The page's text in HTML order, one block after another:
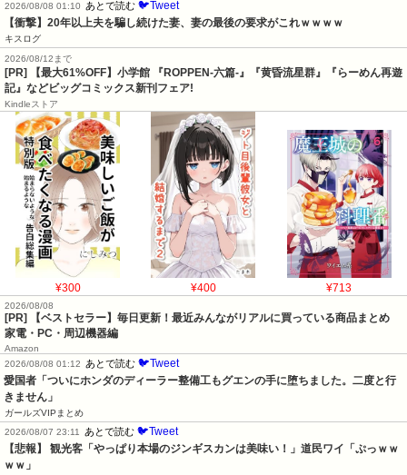
2026/08/08 01:10 あとで読む 🐦Tweet
【衝撃】20年以上夫を騙し続けた妻、妻の最後の要求がこれｗｗｗｗ
キスログ
2026/08/12まで
[PR] 【最大61%OFF】小学館 『ROPPEN-六篇-』『黄昏流星群』『らーめん再遊
記』などビッグコミックス新刊フェア!
Kindleストア
¥300 ¥400 ¥713
2026/08/08
[PR] 【ベストセラー】毎日更新！最近みんながリアルに買っている商品まとめ
家電・PC・周辺機器編
Amazon
2026/08/08 01:12
あとで読む 🐦Tweet
愛国者「ついにホンダのディーラー整備工もグエンの手に堕ちました。二度と行
きません」
ガールズVIPまとめ
2026/08/07 23:11
あとで読む 🐦Tweet
【悲報】 観光客「やっぱり本場のジンギスカンは美味い！」道民ワイ「ぷっｗｗ
ｗｗ」